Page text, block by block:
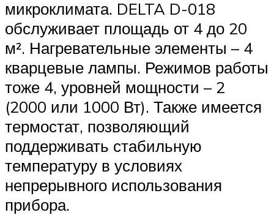
микроклимата. DELTA D-018
обслуживает площадь от 4 до 20
м². Нагревательные элементы – 4
кварцевые лампы. Режимов работы
тоже 4, уровней мощности – 2
(2000 или 1000 Вт). Также имеется
термостат, позволяющий
поддерживать стабильную
температуру в условиях
непрерывного использования
прибора.